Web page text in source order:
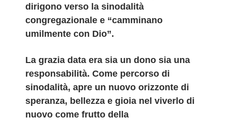
dirigono verso la sinodalità
congregazionale e “camminano
umilmente con Dio”.
La grazia data era sia un dono sia una
responsabilità. Come percorso di
sinodalità, apre un nuovo orizzonte di
speranza, bellezza e gioia nel viverlo di
nuovo come frutto della